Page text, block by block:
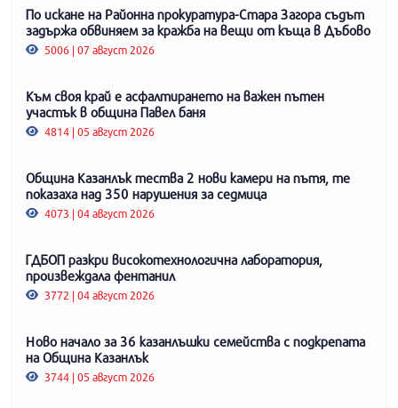
По искане на Районна прокуратура-Стара Загора съдът
задържа обвиняем за кражба на вещи от къща в Дъбово
5006 | 07 август 2026
Към своя край е асфалтирането на важен пътен
участък в община Павел баня
4814 | 05 август 2026
Община Казанлък тества 2 нови камери на пътя, те
показаха над 350 нарушения за седмица
4073 | 04 август 2026
ГДБОП разкри високотехнологична лаборатория,
произвеждала фентанил
3772 | 04 август 2026
Ново начало за 36 казанлъшки семейства с подкрепата
на Община Казанлък
3744 | 05 август 2026